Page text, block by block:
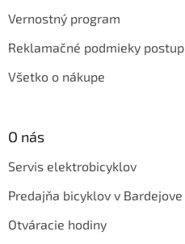
Vernostný program
Reklamačné podmieky postup
Všetko o nákupe
O nás
Servis elektrobicyklov
Predajňa bicyklov v Bardejove
Otváracie hodiny